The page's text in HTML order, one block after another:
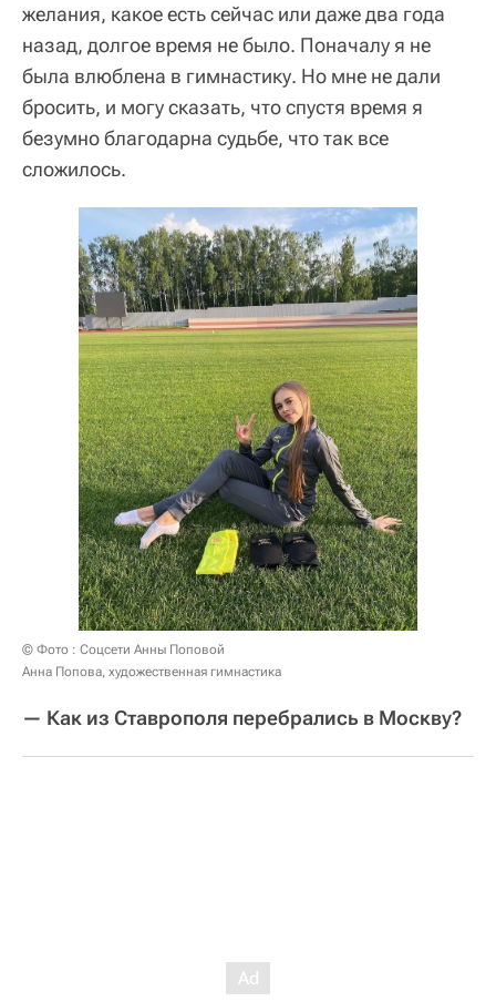
желания, какое есть сейчас или даже два года
назад, долгое время не было. Поначалу я не
была влюблена в гимнастику. Но мне не дали
бросить, и могу сказать, что спустя время я
безумно благодарна судьбе, что так все
сложилось.
© Фото : Соцсети Анны Поповой
Анна Попова, художественная гимнастика
— Как из Ставрополя перебрались в Москву?